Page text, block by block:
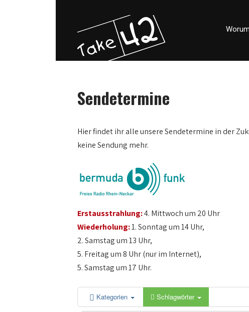
Sendetermine
Hier findet ihr alle unsere Sendetermine in der
keine Sendung mehr.
Erstausstrahlung:4. Mittwoch um 20 Uhr
Wiederholung:1. Sonntag um 14 Uhr,
2. Samstag um 13 Uhr,
5. Freitag um 8 Uhr (nur im Internet),
5. Samstag um 17 Uhr.
Kategorien Schlagwörter